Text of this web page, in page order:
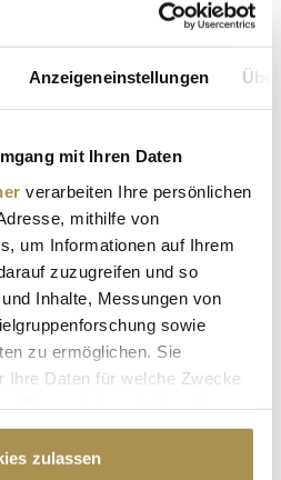
Anzeigeneinstellungen
mit Ihren Daten
verarbeiten Ihre persönlichen
mithilfe von
um Informationen auf Ihrem
zuzugreifen und so
Inhalte, Messungen von
sowie
zu ermöglichen. Sie
Ihre Daten für welche Zwecke
Klicken auf das Privacy
widerrufen
zulassen